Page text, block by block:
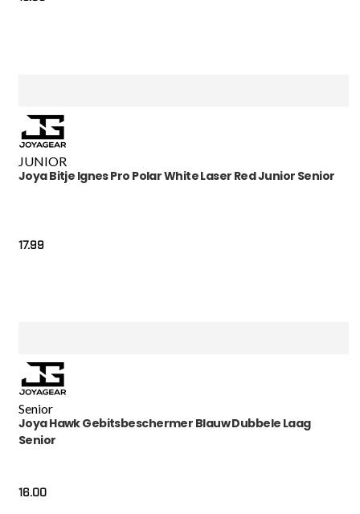
JUNIOR
Joya Bitje Ignes Pro Polar White Laser Red Junior Senior
17.99
Senior
Joya Hawk Gebitsbeschermer Blauw Dubbele Laag
Senior
16.00